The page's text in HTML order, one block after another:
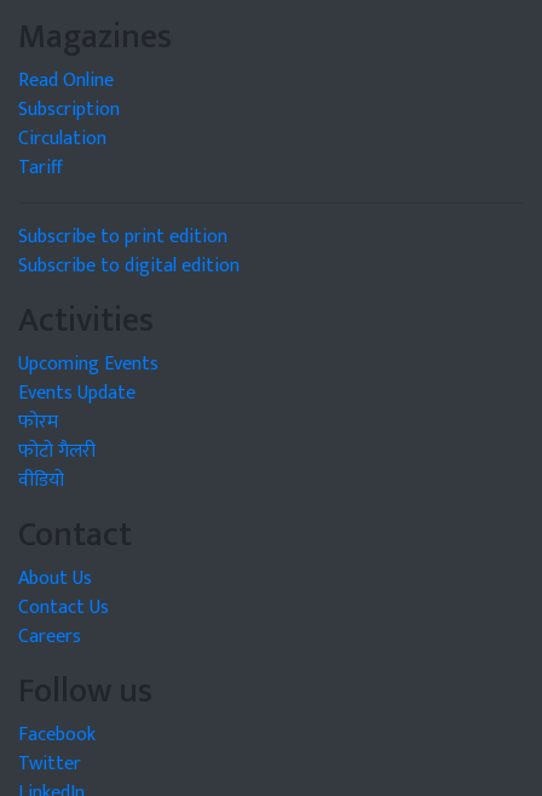
Magazines
Read Online
Subscription
Circulation
Tariff
Subscribe to print edition
Subscribe to digital edition
Activities
Upcoming Events
Events Update
फोरम
फोटो गैलरी
वीडियो
Contact
About Us
Contact Us
Careers
Follow us
Facebook
Twitter